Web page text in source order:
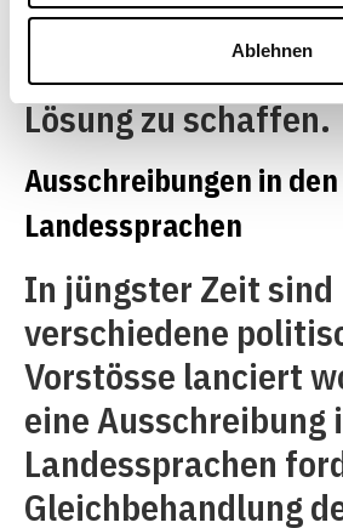
Ablehnen
begrüssen deshalb
eine einheitliche
Lösung zu schaffen.
Ausschreibungen in den
Landessprachen
In jüngster Zeit sind
verschiedene
Vorstösse lanciert
eine Ausschreibung
Landessprachen
Gleichbehandlung